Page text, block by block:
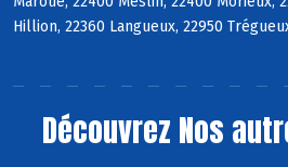
Hillion, 22360 Langueux, 22950
Découvrez Nos